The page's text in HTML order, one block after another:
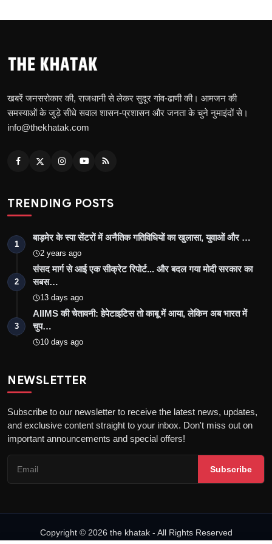
खबरें जनसरोकार की, राजधानी से लेकर सुदूर गांव-ढाणी की। आमजन की
समस्याओं के जुड़े सीधे सवाल शासन-प्रशासन और जनता के चुने नुमाइंदों से।
info@thekhatak.com
TRENDING POSTS
1
बाड़मेर के स्पा सेंटरों में अनैतिक गतिविधियों का खुलासा, युवाओं और …
2 years ago
2
संसद मार्ग से आई एक सीक्रेट रिपोर्ट... और बदल गया मोदी सरकार का
सबस…
13 days ago
3
AIIMS की चेतावनी: हेपेटाइटिस तो काबू में आया, लेकिन अब भारत में
चुप…
10 days ago
NEWSLETTER
Subscribe to our newsletter to receive the latest news, updates,
and exclusive content straight to your inbox. Don't miss out on
important announcements and special offers!
Subscribe
Copyright © 2026 the khatak - All Rights Reserved